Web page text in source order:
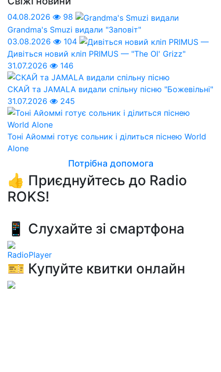
04.08.2026
98
Grandma's Smuzi видали "Заповіт"
03.08.2026
104
Дивіться новий кліп PRIMUS — "The Ol' Grizz"
31.07.2026
146
СКАЙ та JAMALA видали спільну пісню "Божевільні"
31.07.2026
245
Тоні Айоммі готує сольник і ділиться піснею World
Alone
Потрібна допомога
👍 Приєднуйтесь до Radio
ROKS!
📱 Слухайте зі смартфона
RadioPlayer
🎫 Купуйте квитки онлайн